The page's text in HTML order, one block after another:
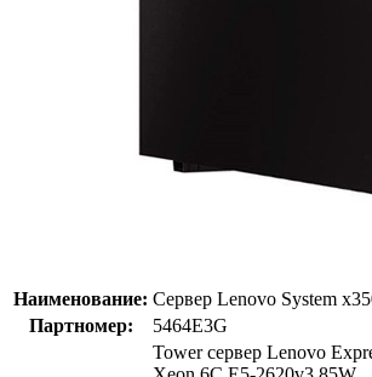
Наименование: Сервер Lenovo System
Партномер:
5464E3G
Tower сервер Lenovo